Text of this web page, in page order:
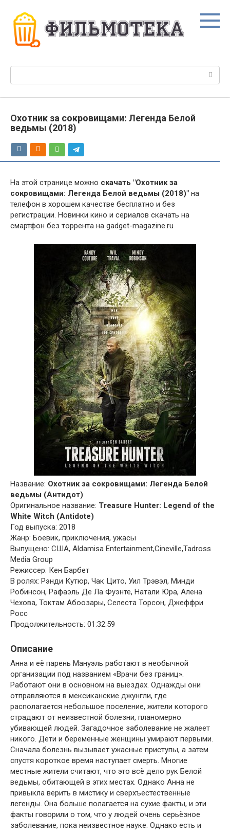
контенту
Охотник за сокровищами: Легенда Белой
ведьмы (2018)
На этой странице можно скачать "Охотник за
сокровищами: Легенда Белой ведьмы (2018)" на
телефон в хорошем качестве бесплатно и без
регистрации. Новинки кино и сериалов скачать на
смартфон без торрента на gadget-magazine.ru
Название: Охотник за сокровищами: Легенда Белой
ведьмы (Антидот)
Оригинальное название: Treasure Hunter: Legend of the
White Witch (Antidote)
Год выпуска: 2018
Жанр: Боевик, приключения, ужасы
Выпущено: США, Aldamisa Entertainment,Cineville,Tadross
Media Group
Режиссер: Кен Барбет
В ролях: Рэнди Кутюр, Чак Цито, Уил Трэвэл, Минди
Робинсон, Рафаэль Де Ла Фуэнте, Натали Юра, Алена
Чехова, Токтам Абоозары, Селеста Торсон, Джеффри
Росс
Продолжительность: 01:32:59
Описание
Анна и её парень Мануэль работают в необычной
организации под названием «Врачи без границ».
Работают они в основном на выездах. Однажды они
отправляются в мексиканские джунгли, где
располагается небольшое поселение, жители которого
страдают от неизвестной болезни, планомерно
убивающей людей. Загадочное заболевание не жалеет
никого. Дети и беременные женщины умирают первыми.
Сначала болезнь вызывает ужасные приступы, а затем
спустя короткое время наступает смерть. Многие
местные жители считают, что это всё дело рук Белой
ведьмы, обитающей в этих местах. Однако Анна не
привыкла верить в мистику и сверхъестественные
легенды. Она больше полагается на сухие факты, и эти
факты говорили о том, что у людей очень серьёзное
заболевание, пока неизвестное науке. Однако есть и